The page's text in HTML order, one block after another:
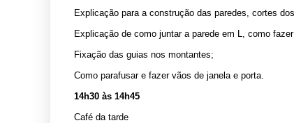
Explicação para a construção das paredes, cortes
Explicação de como juntar a parede em L, como
Fixação das guias nos montantes;
Como parafusar e fazer vãos de janela e porta.
14h30 às 14h45
Café da tarde